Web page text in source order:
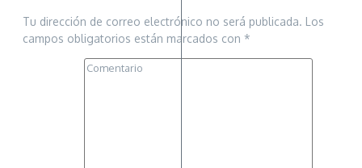
Tu dirección de correo electrónico no será publicada. Los
campos obligatorios están marcados con *